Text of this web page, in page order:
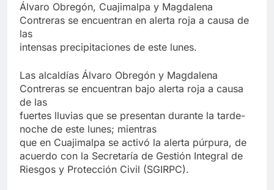
Álvaro Obregón, Cuajimalpa y Magdalena
Contreras se encuentran en alerta roja a causa de
las
intensas precipitaciones de este lunes.
Las alcaldías Álvaro Obregón y Magdalena
Contreras se encuentran bajo alerta roja a causa
de las
fuertes lluvias que se presentan durante la tarde-
noche de este lunes; mientras
que en Cuajimalpa se activó la alerta púrpura, de
acuerdo con la Secretaría de Gestión Integral de
Riesgos y Protección Civil (SGIRPC).